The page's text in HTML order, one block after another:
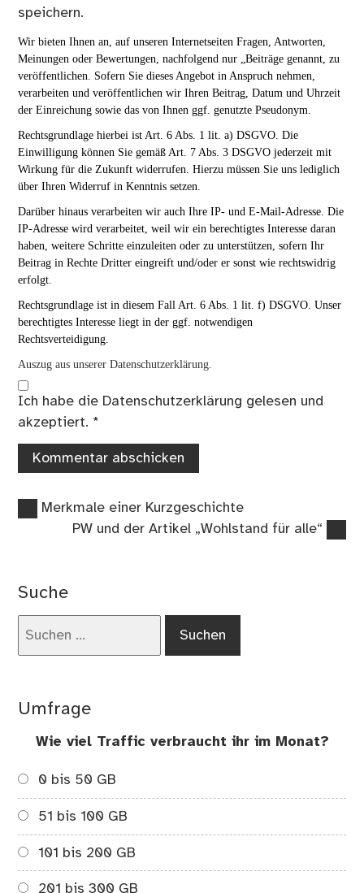
speichern.
Wir bieten Ihnen an, auf unseren Internetseiten Fragen, Antworten,
Meinungen oder Bewertungen, nachfolgend nur „Beiträge genannt, zu
veröffentlichen. Sofern Sie dieses Angebot in Anspruch nehmen,
verarbeiten und veröffentlichen wir Ihren Beitrag, Datum und Uhrzeit
der Einreichung sowie das von Ihnen ggf. genutzte Pseudonym.
Rechtsgrundlage hierbei ist Art. 6 Abs. 1 lit. a) DSGVO. Die
Einwilligung können Sie gemäß Art. 7 Abs. 3 DSGVO jederzeit mit
Wirkung für die Zukunft widerrufen. Hierzu müssen Sie uns lediglich
über Ihren Widerruf in Kenntnis setzen.
Darüber hinaus verarbeiten wir auch Ihre IP- und E-Mail-Adresse. Die
IP-Adresse wird verarbeitet, weil wir ein berechtigtes Interesse daran
haben, weitere Schritte einzuleiten oder zu unterstützen, sofern Ihr
Beitrag in Rechte Dritter eingreift und/oder er sonst wie rechtswidrig
erfolgt.
Rechtsgrundlage ist in diesem Fall Art. 6 Abs. 1 lit. f) DSGVO. Unser
berechtigtes Interesse liegt in der ggf. notwendigen
Rechtsverteidigung.
Auszug aus unserer Datenschutzerklärung.
Ich habe die Datenschutzerklärung gelesen und
akzeptiert. *
Beitragsnavigation
Vorheriger
Merkmale einer Kurzgeschichte
Nächster
PW und der Artikel „Wohlstand für alle“
Suche
Umfrage
Wie viel Traffic verbraucht ihr im Monat?
0 bis 50 GB
51 bis 100 GB
101 bis 200 GB
201 bis 300 GB